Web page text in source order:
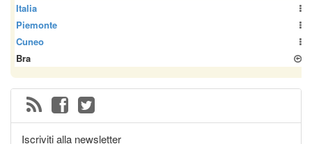
Italia
Piemonte
Cuneo
Bra
Iscriviti alla newsletter